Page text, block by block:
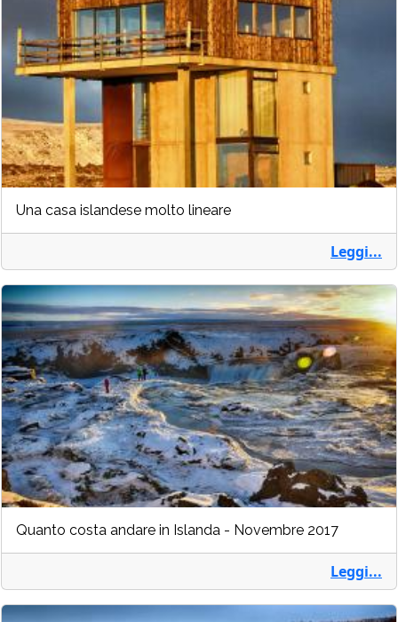
Una casa islandese molto lineare
Leggi...
Quanto costa andare in Islanda - Novembre 2017
Leggi...